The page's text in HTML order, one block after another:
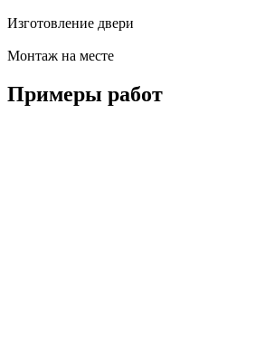
Изготовление двери
Монтаж на месте
Примеры работ